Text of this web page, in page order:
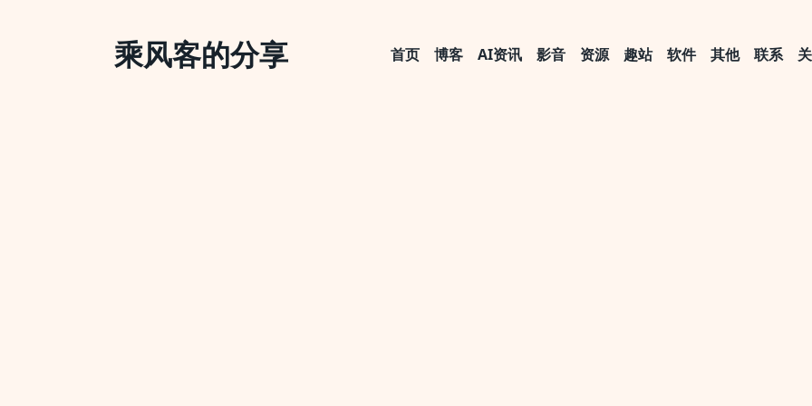
乘风客的分享 首页 博客 AI资讯 影音 资源 趣站 软件 其他 联系